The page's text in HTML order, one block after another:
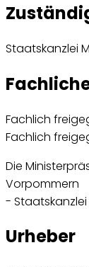
Staatskanzlei
Fachlich
Fachlich
Die
Vorpommern
-
Urheber